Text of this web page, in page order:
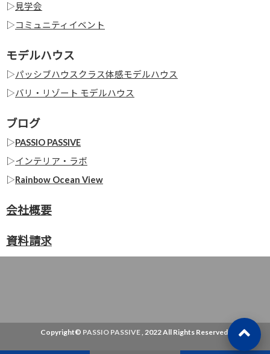
▷ 見学会
▷コミュニティイベント
モデルハウス
▷パッシブハウスクラス体感モデルハウス
▷バリ・リゾート モデルハウス
ブログ
▷PASSIO PASSIVE
▷インテリア・ラボ
▷Rainbow Ocean View
会社概要
資料請求
Copyright© PASSIO PASSIVE , 2022 All Rights Reserved.